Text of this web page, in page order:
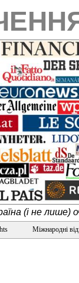
(і не лише)
Міжнародні